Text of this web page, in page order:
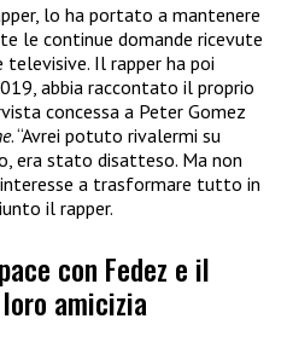
lo ha portato a mantenere
le continue domande ricevute
Il rapper ha poi
abbia raccontato il proprio
concessa a Peter Gomez
. “Avrei potuto rivalermi su
era stato disatteso. Ma non
a trasformare tutto in
il rapper.
con Fedez e il
amicizia